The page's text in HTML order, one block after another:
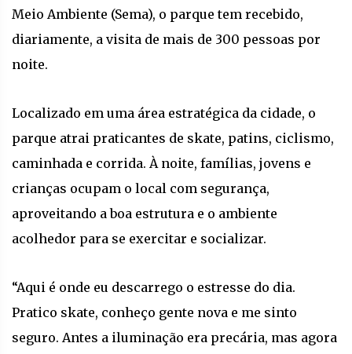
Meio Ambiente (Sema), o parque tem recebido,
diariamente, a visita de mais de 300 pessoas por
noite.
Localizado em uma área estratégica da cidade, o
parque atrai praticantes de skate, patins, ciclismo,
caminhada e corrida. À noite, famílias, jovens e
crianças ocupam o local com segurança,
aproveitando a boa estrutura e o ambiente
acolhedor para se exercitar e socializar.
“Aqui é onde eu descarrego o estresse do dia.
Pratico skate, conheço gente nova e me sinto
seguro. Antes a iluminação era precária, mas agora